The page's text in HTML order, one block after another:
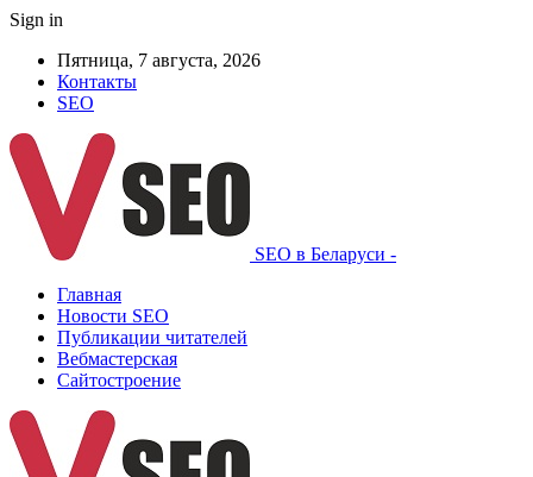
Sign in
Пятница, 7 августа, 2026
Контакты
SEO
SEO в Беларуси -
Главная
Новости SEO
Публикации читателей
Вебмастерская
Сайтостроение